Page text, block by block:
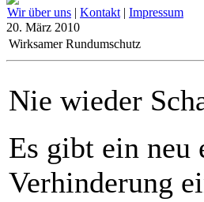
Wir über uns | Kontakt | Impressum
20. März 2010
Wirksamer Rundumschutz
Nie wieder
Es gibt ein neu
Verhinderung